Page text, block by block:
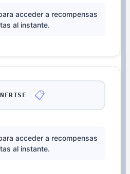
acceder a recompensas
al instante.
📋
acceder a recompensas
al instante.